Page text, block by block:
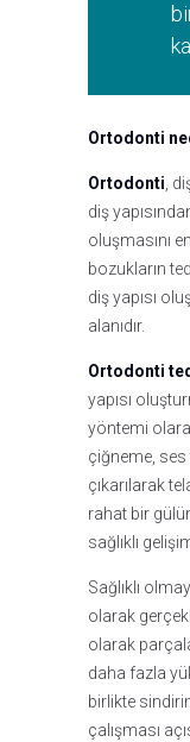
Ortodonti
Ortodonti,
diş
oluşmasını
bozukların
diş yapısı
alanıdır.
Ortodonti
yapısı
yöntemi
çiğneme, ses
çıkarılarak
rahat bir
sağlıklı
Sağlıklı
olarak
olarak
daha fazla
birlikte
çalışması